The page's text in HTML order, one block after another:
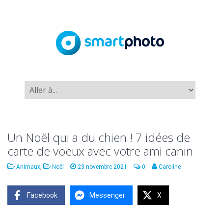
Un Noël qui a du chien ! 7 idées de
carte de voeux avec votre ami canin
Animaux, Noël 23 novembre 2021 0 Caroline
Facebook Messenger X